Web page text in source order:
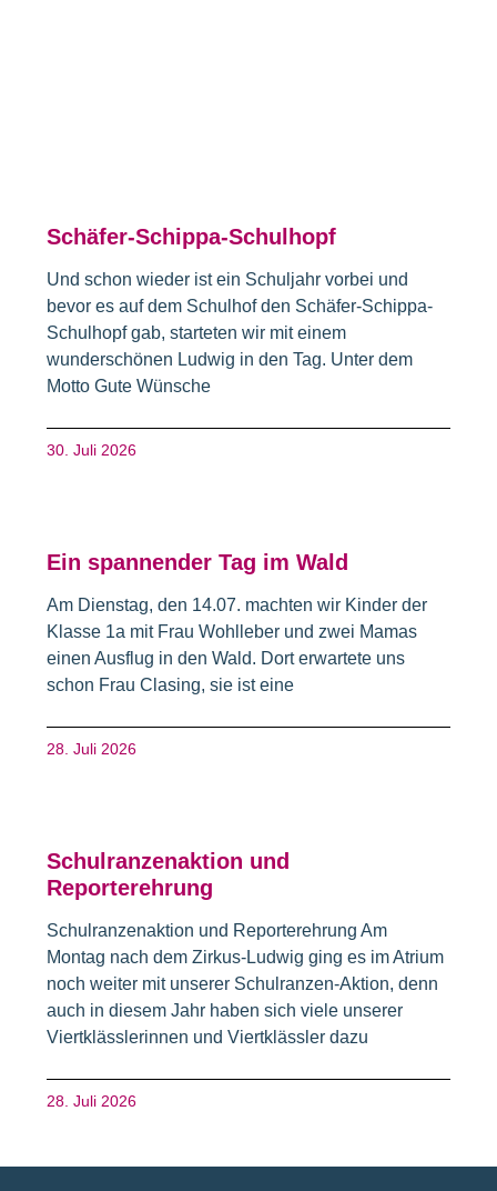
Schäfer-Schippa-Schulhopf
Und schon wieder ist ein Schuljahr vorbei und
bevor es auf dem Schulhof den Schäfer-Schippa-
Schulhopf gab, starteten wir mit einem
wunderschönen Ludwig in den Tag. Unter dem
Motto Gute Wünsche
30. Juli 2026
Ein spannender Tag im Wald
Am Dienstag, den 14.07. machten wir Kinder der
Klasse 1a mit Frau Wohlleber und zwei Mamas
einen Ausflug in den Wald. Dort erwartete uns
schon Frau Clasing, sie ist eine
28. Juli 2026
Schulranzenaktion und
Reporterehrung
Schulranzenaktion und Reporterehrung Am
Montag nach dem Zirkus-Ludwig ging es im Atrium
noch weiter mit unserer Schulranzen-Aktion, denn
auch in diesem Jahr haben sich viele unserer
Viertklässlerinnen und Viertklässler dazu
28. Juli 2026
Fusszeile